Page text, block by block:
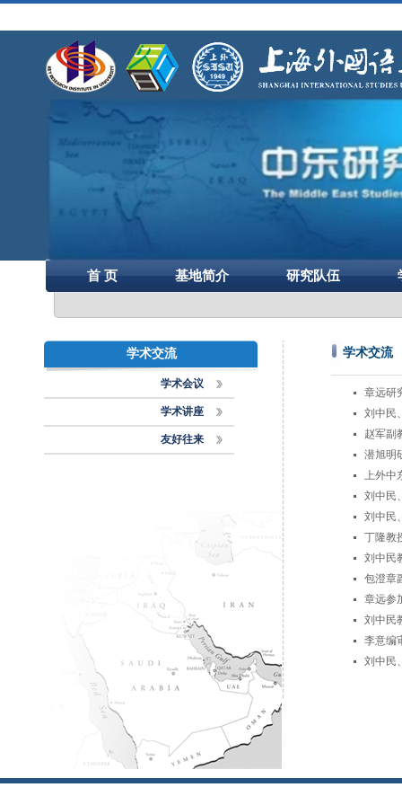
首 页 基地简介 研究队伍
学术交流
学术会议
学术讲座
友好往来
学术交流
章远研
刘中民
赵军副
潜旭明
上外中
刘中民
刘中民
丁隆教
刘中民
包澄章
章远参
刘中民
李意编
刘中民